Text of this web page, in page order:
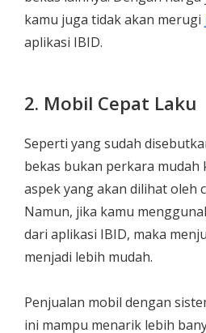
kamu juga tidak akan merugi
aplikasi IBID.
2. Mobil Cepat Laku
Seperti yang sudah
bekas bukan perkara mudah
aspek yang akan dilihat oleh
Namun, jika kamu
dari aplikasi IBID, maka
menjadi lebih mudah.
Penjualan mobil dengan
ini mampu menarik lebih